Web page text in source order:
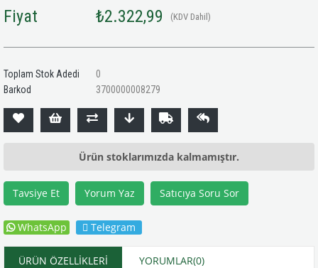
Fiyat ₺2.322,99 (KDV Dahil)
Toplam Stok Adedi
0
Barkod
3700000008279
Ürün stoklarımızda kalmamıştır.
Tavsiye Et Yorum Yaz Satıcıya Soru Sor
WhatsApp Telegram
ÜRÜN ÖZELLIKLERI YORUMLAR(0)